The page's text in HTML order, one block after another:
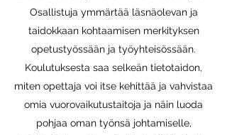
Osallistuja ymmärtää läsnäolevan ja
taidokkaan kohtaamisen merkityksen
opetustyössään ja työyhteisössään.
Koulutuksesta saa selkeän tietotaidon,
miten opettaja voi itse kehittää ja vahvistaa
omia vuorovaikutustaitoja ja näin luoda
pohjaa oman työnsä johtamiselle,